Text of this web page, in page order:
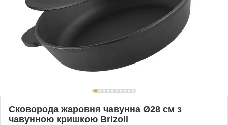
Сковорода жаровня чавунна Ø28 см з
чавунною кришкою Brizoll